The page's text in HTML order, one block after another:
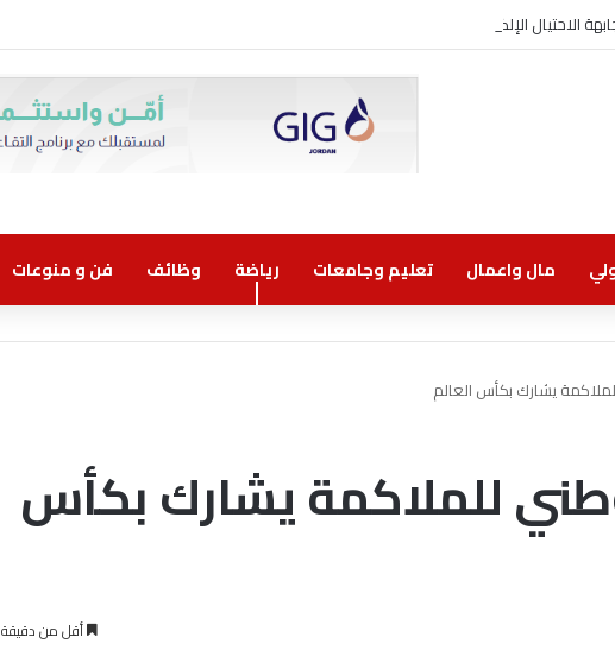
الاحتيال الإلكتروني مسؤولية مشتركة
مال واعمال تعليم وجامعات رياضة وظائف فن و منوعات
يشارك بكأس العالم
للملاكمة يشارك بكأس
أقل من دقيقة